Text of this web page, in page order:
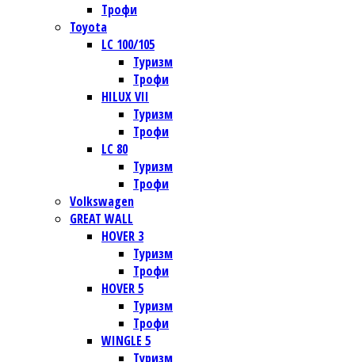
Трофи
Toyota
LC 100/105
Туризм
Трофи
HILUX VII
Туризм
Трофи
LC 80
Туризм
Трофи
Volkswagen
GREAT WALL
HOVER 3
Туризм
Трофи
HOVER 5
Туризм
Трофи
WINGLE 5
Туризм